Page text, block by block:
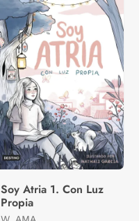
Soy Atria 1. Con Luz
Propia